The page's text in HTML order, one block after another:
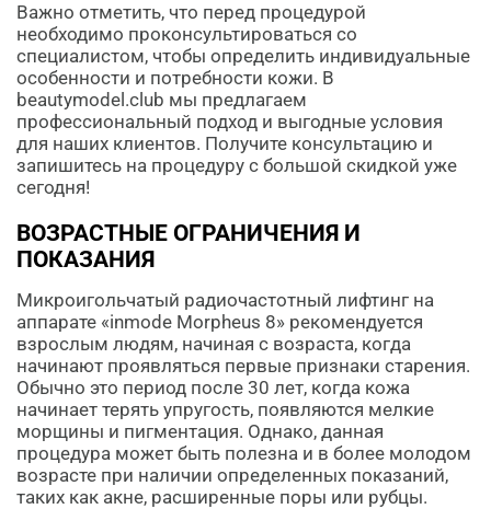
Важно отметить, что перед процедурой
необходимо проконсультироваться со
специалистом, чтобы определить индивидуальные
особенности и потребности кожи. В
beautymodel.club мы предлагаем
профессиональный подход и выгодные условия
для наших клиентов. Получите консультацию и
запишитесь на процедуру с большой скидкой уже
сегодня!
ВОЗРАСТНЫЕ ОГРАНИЧЕНИЯ И
ПОКАЗАНИЯ
Микроигольчатый радиочастотный лифтинг на
аппарате «inmode Morpheus 8» рекомендуется
взрослым людям, начиная с возраста, когда
начинают проявляться первые признаки старения.
Обычно это период после 30 лет, когда кожа
начинает терять упругость, появляются мелкие
морщины и пигментация. Однако, данная
процедура может быть полезна и в более молодом
возрасте при наличии определенных показаний,
таких как акне, расширенные поры или рубцы.